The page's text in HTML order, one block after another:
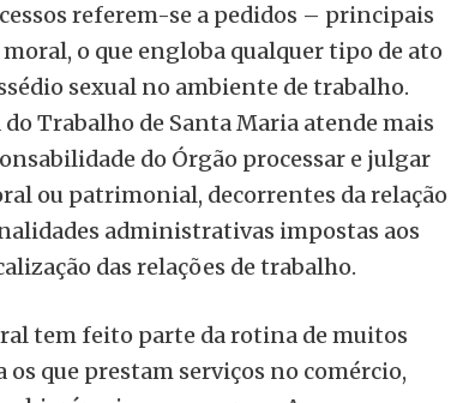
referem-se a pedidos – principais
o que engloba qualquer tipo de ato
sexual no ambiente de trabalho.
do Trabalho de Santa Maria atende mais
do Órgão processar e julgar
ou patrimonial, decorrentes da relação
administrativas impostas aos
das relações de trabalho.
tem feito parte da rotina de muitos
que prestam serviços no comércio,